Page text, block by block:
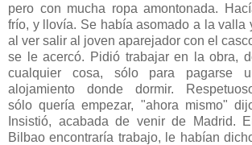
pero con mucha ropa amontonada.
frío, y llovía. Se había asomado a la valla
al ver salir al joven aparejador con el
se le acercó. Pidió trabajar en la obra,
cualquier cosa, sólo para pagarse
alojamiento donde dormir.
sólo quería empezar, "ahora mismo"
Insistió, acabada de venir de Madrid.
Bilbao encontraría trabajo, le habían